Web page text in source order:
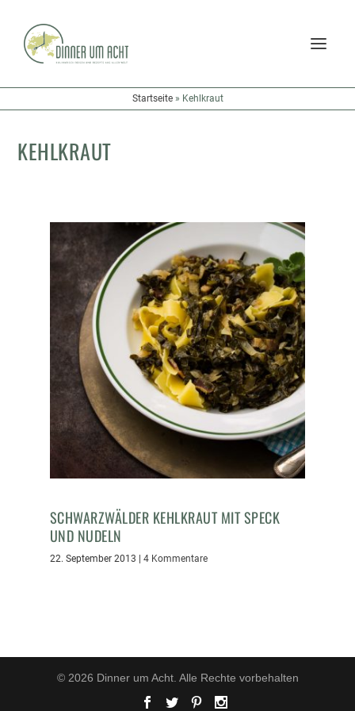
Startseite» Kehlkraut
KEHLKRAUT
SCHWARZWÄLDER KEHLKRAUT MIT SPECK
UND NUDELN
22. September 2013 | 4 Kommentare
© 2026 Dinner um Acht. Alle Rechte vorbehalten